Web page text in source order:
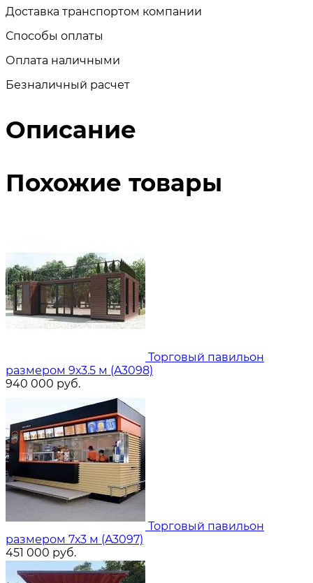
Доставка транспортом компании
Способы оплаты
Оплата наличными
Безналичный расчет
Описание
Похожие товары
Торговый павильон
размером 9х3.5 м (A3098)
940 000 руб.
Торговый павильон
размером 7х3 м (A3097)
451 000 руб.